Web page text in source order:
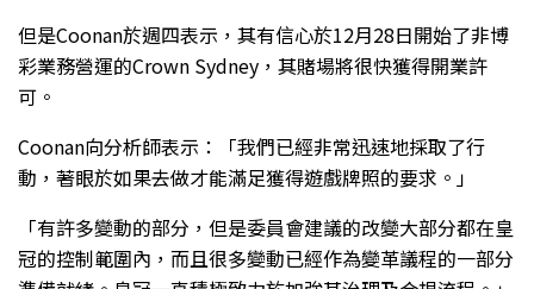
但是Coonan於週四表示，其有信心於12月28日開始了非博
彩業務營運的Crown Sydney，其賭場將很快獲得開業許
可。
Coonan向分析師表示：「我們已經非常迅速地採取了行
動，著眼於如果去做才能滿足獲得遊戲牌照的要求。」
「有許多變動的部分，但是委員會建議的改變大部分都在皇
冠的控制範圍內，而且很多變動已經作為變革議程的一部分